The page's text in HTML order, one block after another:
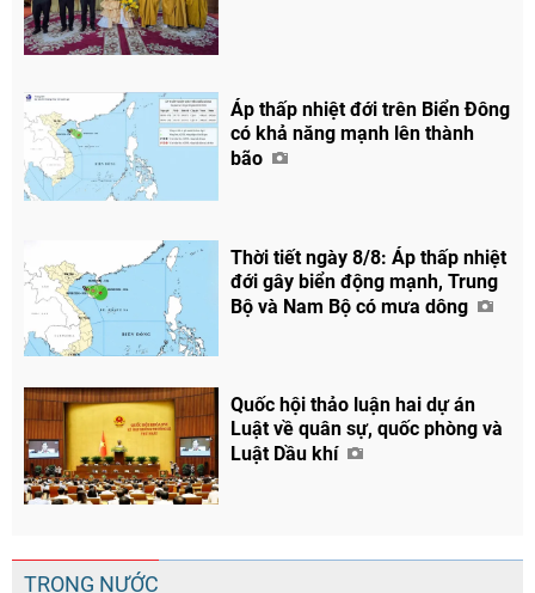
Áp thấp nhiệt đới trên Biển Đông
có khả năng mạnh lên thành
bão
Thời tiết ngày 8/8: Áp thấp nhiệt
đới gây biển động mạnh, Trung
Bộ và Nam Bộ có mưa dông
Quốc hội thảo luận hai dự án
Luật về quân sự, quốc phòng và
Luật Dầu khí
TRONG NƯỚC